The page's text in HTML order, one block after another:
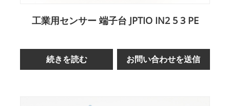
工業用センサー 端子台 JPTIO IN2 5 3 PE
続きを読む お問い合わせを送信